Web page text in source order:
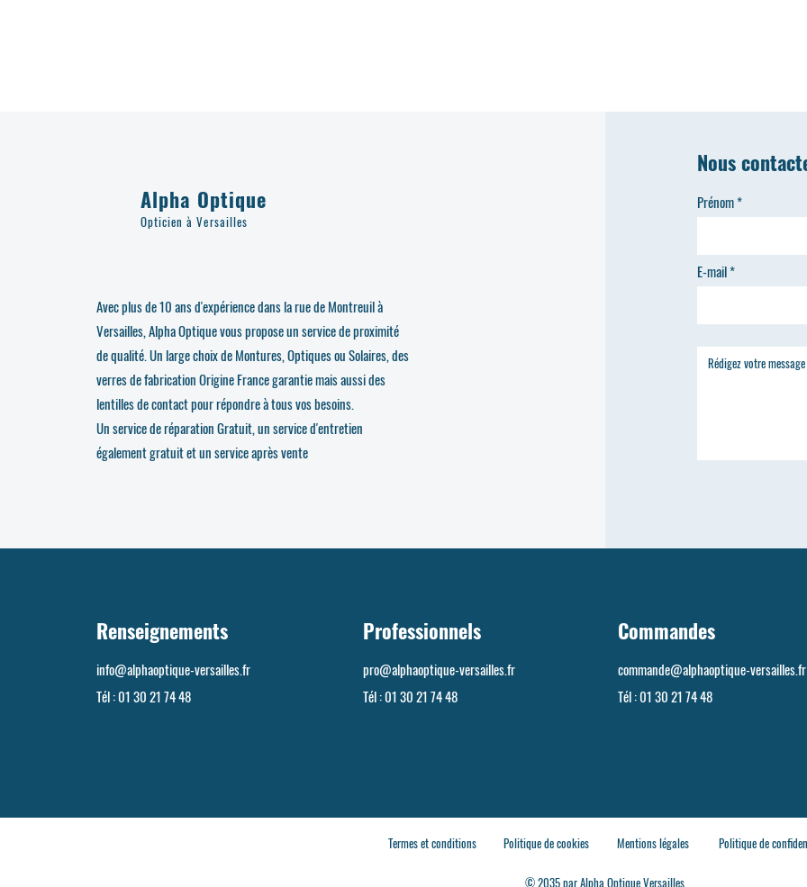
Alpha Optique
Opticien à Versailles
Avec plus de 10 ans d'expérience dans la rue de Montreuil à
Versailles, Alpha Optique vous propose un service de proximité
de qualité. Un large choix de Montures, Optiques ou Solaires, des
verres de fabrication Origine France garantie mais aussi des
lentilles de contact pour répondre à tous vos besoins.
Un service de réparation Gratuit, un service d'entretien
également gratuit et un service après vente
Nous
Prénom
E-mail
Renseignements
info@alphaoptique-versailles.fr
Tél :01 30 21 74 48
Professionnels
pro@alphaoptique-versailles.fr
Tél :01 30 21 74 48
Commandes
commande@alphaoptique-versailles.fr
Tél :01 30 21 74 48
Termes et conditions Politique de cookies Mentions légales Politique de
© 2035 par Alpha Optique Versailles.